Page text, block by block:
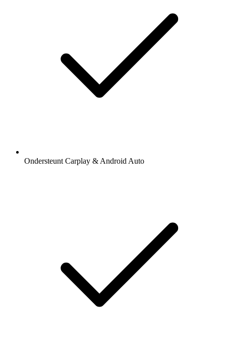
Ondersteunt Carplay & Android Auto